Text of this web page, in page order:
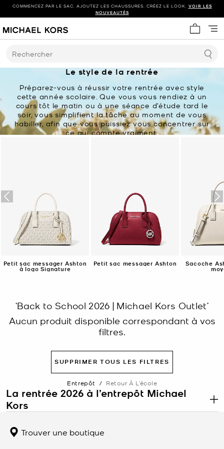
COMMENCEZ PAR LE SAC. AJOUTEZ LES CHAUSSURES. CRÉEZ LE LOOK. VOIR LES
NOUVEAUTÉS
Mon
Rechercher
Le style de la rentrée
Préparez-vous à réussir votre rentrée avec style
cette année scolaire. Que vous vous rendiez à un
cours tôt le matin ou à une séance d’étude tard le
soir, vous simplifient la tâche au moment de vous
habiller, afin que vous puissiez vous concentrer sur
ce qui compte vraiment.
Petit sac messager Ashton
à logo Signature
Petit sac messager Ashton Sacoche
‘Back to School 2026 | Michael Kors Outlet’
Aucun produit disponible correspondant à vos
filtres.
SUPPRIMER TOUS LES FILTRES
Entrepôt / Retour À L’école
La rentrée 2026 à l’entrepôt Michael
Kors
portez tous les jours. L’entrepôt Michael Kors propose les sacs à
dos, les sacs fourre-tout et les sacs à bandoulière conçus pour
Trouver une boutique